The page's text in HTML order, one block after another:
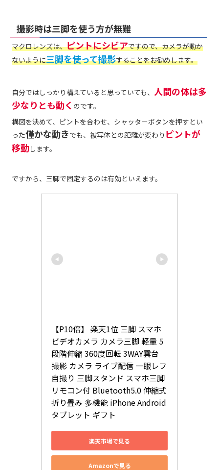
撮影時は三脚を使う方が無難
マクロレンズは、ピントにシビアですので、カメラが動か
ないように三脚を使って撮影することをお勧めします。
自分ではしっかり構えていると思っていても、 人間の体は多
少なりとも動く のです。
構図を決めて、ピントを合わせ、シャッターボタンを押すとい
った僅かな動きでも、被写体との距離が変わり ピントが
移動します。
ですから、三脚で固定するのは有効といえます。
【P10倍】 楽天1位 三脚 スマホ
ビデオカメラ カメラ三脚 軽量 5
段階伸縮 360度回転 3WAY雲台
撮影 カメラ ライブ配信 一眼レフ
自撮り 三脚スタンド スマホ三脚
リモコン付 Bluetooth5.0 伸縮式
折り畳み 多機能 iPhone Android
タブレット ギフト
楽天市場で見る
Amazonで見る